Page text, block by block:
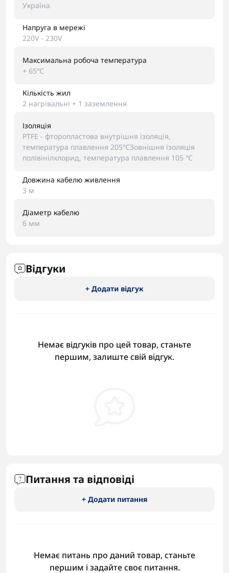
Україна
Напруга в мережі
220V - 230V
Максимальна робоча температура
+ 65℃
Кількість жил
2 нагрівальні + 1 заземлення
Ізоляція
PTFE - фторопластова внутрішня ізоляція,
температура плавлення 205℃Зовнішня ізоляція
полівінілхлорид, температура плавлення 105 ℃
Довжина кабелю живлення
3 м
Діаметр кабелю
6 мм
Відгуки
+ Додати відгук
Немає відгуків про цей товар, станьте
першим, залиште свій відгук.
Питання та відповіді
+ Додати питання
Немає питань про даний товар, станьте
першим і задайте своє питання.